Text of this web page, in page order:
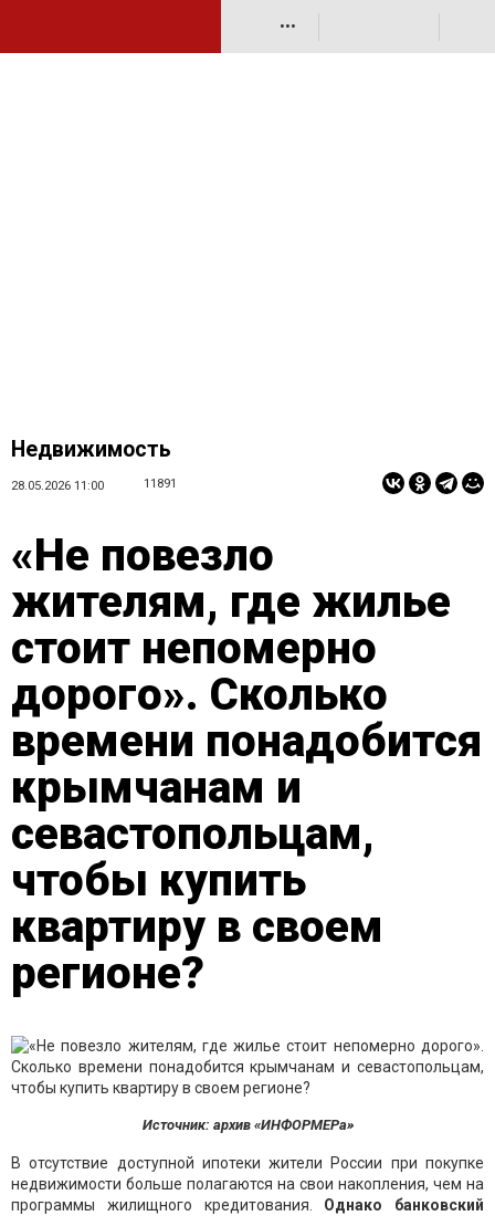
•••
Недвижимость
28.05.2026 11:00 11891
«Не повезло
жителям, где жилье
стоит непомерно
дорого». Сколько
времени понадобится
крымчанам и
севастопольцам,
чтобы купить
квартиру в своем
регионе?
Источник: архив «ИНФОРМЕРа»
В отсутствие доступной ипотеки жители России при покупке
недвижимости больше полагаются на свои накопления, чем на
программы жилищного кредитования. Однако банковский